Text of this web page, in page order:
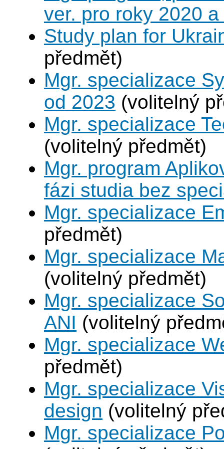
ver. pro roky 2020
Study plan for
předmět)
Mgr. specializace
od 2023 (volitelný
Mgr. specializace
(volitelný předmět)
Mgr. program
fázi studia bez
Mgr. specializace
předmět)
Mgr. specializace
(volitelný předmět)
Mgr. specializace
ANI (volitelný
Mgr. specializace
předmět)
Mgr. specializace
design (volitelný
Mgr. specializace